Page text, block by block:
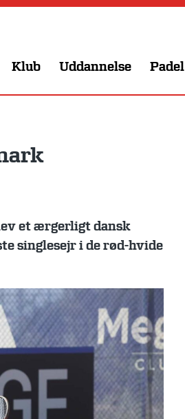
Klub Uddannelse Padel
et ærgerligt dansk
singlesejr i de rød-hvide